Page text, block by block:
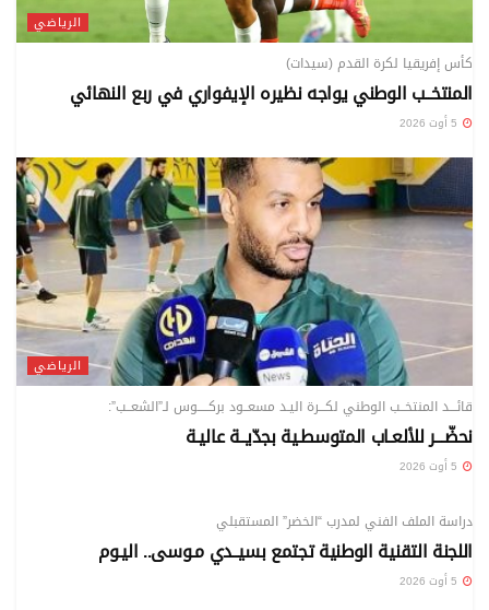
الرياضي
كأس إفريقيا لكرة القدم (سيدات)
المنتخــب الوطني يواجه نظيره الإيفواري في ربع النهائي
الرياضي
قائـــد المنتخــب الوطني لكـــرة اليـد مسعــود بركـــــوس لـ”الشعــب”:
نحضّـــر للألعـاب المتوسطـية بجدّيــة عاليـة
دراسة الملف الفني لمدرب “الخضر” المستقبلي
اللجنة التقنية الوطنية تجتمع بسيــدي مـوسى.. اليـوم